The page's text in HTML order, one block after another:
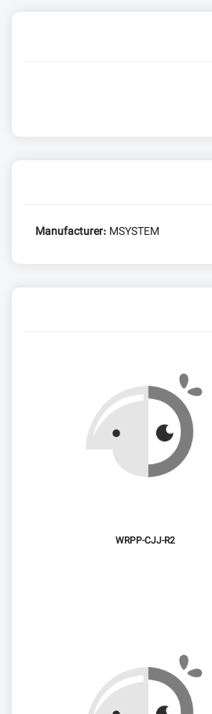
Manufacturer: MSYSTEM
WRPP-CJJ-R2